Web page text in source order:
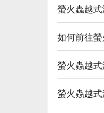
螢火蟲越
如何前往
螢火蟲越
螢火蟲越